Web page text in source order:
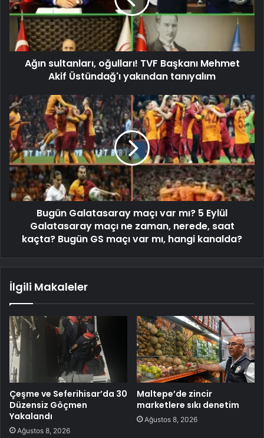
Ağın sultanları, oğulları! TVF Başkanı Mehmet
Akif Üstündağ'ı yakından tanıyalım
Bugün Galatasaray maçı var mı? 5 Eylül
Galatasaray maçı ne zaman, nerede, saat
kaçta? Bugün GS maçı var mı, hangi kanalda?
İlgili Makaleler
Çeşme ve Seferihisar’da 30
Düzensiz Göçmen
Yakalandı
Ağustos 8, 2026
Maltepe’de zincir
marketlere sıkı denetim
Ağustos 8, 2026